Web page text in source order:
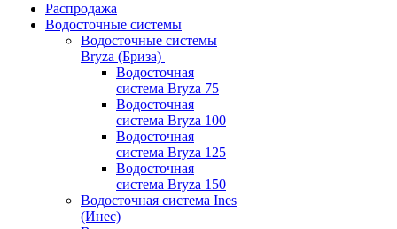
Распродажа
Водосточные системы
Водосточные системы
Bryza (Бриза)
Водосточная
система Bryza 75
Водосточная
система Bryza 100
Водосточная
система Bryza 125
Водосточная
система Bryza 150
Водосточная система Ines
(Инес)